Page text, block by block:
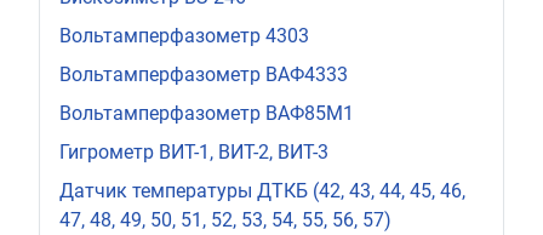
Вольтамперфазометр 4303
Вольтамперфазометр ВАФ4333
Вольтамперфазометр ВАФ85М1
Гигрометр ВИТ-1, ВИТ-2, ВИТ-3
Датчик температуры ДТКБ (42, 43, 44, 45, 46,
47, 48, 49, 50, 51, 52, 53, 54, 55, 56, 57)